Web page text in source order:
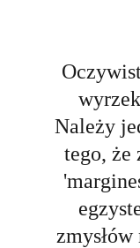
Należy
tego, że